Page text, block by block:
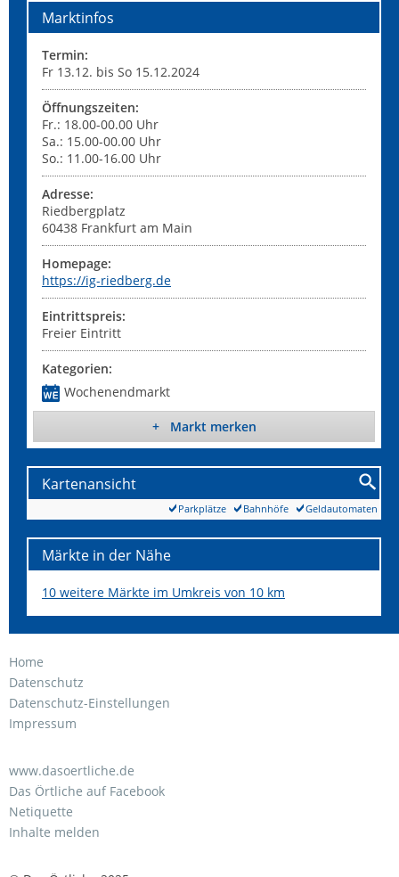
Marktinfos
Termin:
Fr 13.12. bis So 15.12.2024
Öffnungszeiten:
Fr.: 18.00-00.00 Uhr
Sa.: 15.00-00.00 Uhr
So.: 11.00-16.00 Uhr
Adresse:
Riedbergplatz
60438 Frankfurt am Main
Homepage:
https://ig-riedberg.de
Eintrittspreis:
Freier Eintritt
Kategorien:
Wochenendmarkt
+ Markt merken
Kartenansicht
Geldautomaten
Bahnhöfe
Parkplätze
Märkte in der Nähe
10 weitere Märkte im Umkreis von 10 km
Home
Datenschutz
Datenschutz-Einstellungen
Impressum
www.dasoertliche.de
Das Örtliche auf Facebook
Netiquette
Inhalte melden